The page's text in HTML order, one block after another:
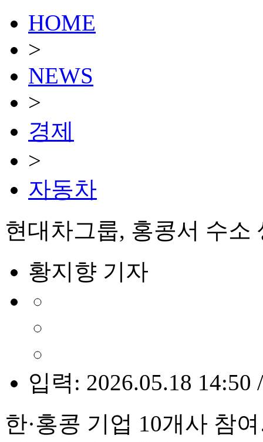
HOME
>
NEWS
>
경제
>
자동차
현대차그룹, 홍콩서 수소
황지향 기자
입력: 2026.05.18 14:50
한·홍콩 기업 10개사 참